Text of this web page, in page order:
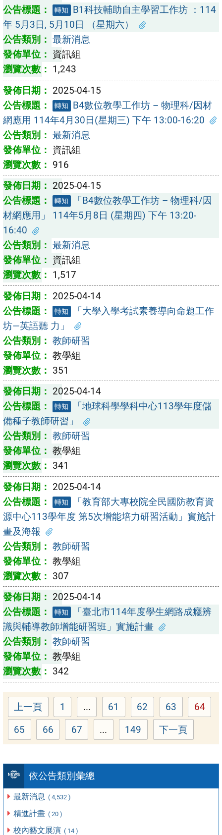
依公告類別彙總
最新消息 ( 4,532 )
精進計畫 ( 20 )
校內藝文展演 ( 14 )
轉知
B1科技輔助自主學習工作坊 ：114
年 5月3日, 5月10日 （星期六）
最新消息
資訊組
1,243
2025-04-15
轉知
B4數位教學工作坊 – 物理科/因材
網應用 114年4月30日(星期三) 下午 13:00-16:20
最新消息
資訊組
916
2025-04-15
轉知
「B4數位教學工作坊 – 物理科/因
材網應用」 114年5月8日 (星期四) 下午 13:20-
16:40
最新消息
資訊組
1,517
2025-04-14
轉知
「大學入學考試素養導向命題工作
坊—英語聽 力」
教師研習
教學組
351
2025-04-14
轉知
「地球科學學科中心113學年度儲
備種子教師研習」
教師研習
教學組
341
2025-04-14
轉知
「教育部大專校院全民國防教育資
源中心113學年度 第5次增能培力研習活動」實施計
畫及海報
教師研習
教學組
307
2025-04-14
轉知
「臺北市114年度學生網路成癮辨
識與輔導教師增能研習班」實施計畫
教師研習
教學組
342
上一頁 Page
1 ... Page
61 Page
62 Page
63 Page
64
Page
65 Page
66 Page
67 ... Page
149 下一頁